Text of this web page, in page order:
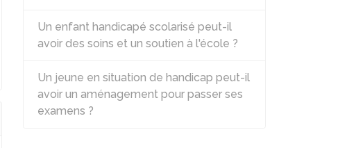
Un enfant handicapé scolarisé peut-il
avoir des soins et un soutien à l'école ?
Un jeune en situation de handicap peut-il
avoir un aménagement pour passer ses
examens ?